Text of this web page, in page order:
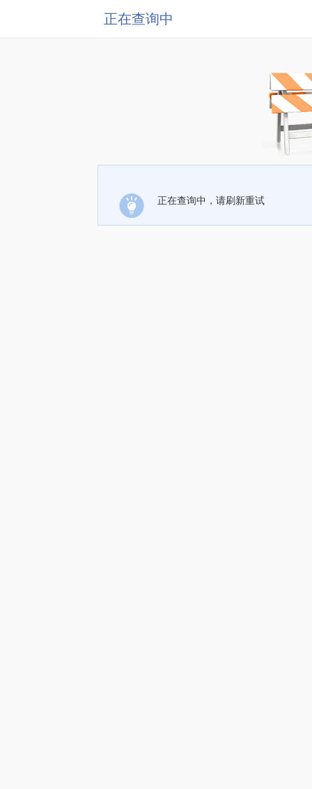
正在查询中
正在查询中，请刷新重试